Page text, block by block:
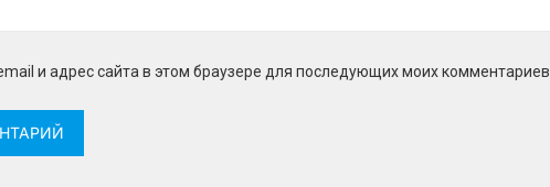
и адрес сайта в этом браузере для последующих моих комментариев.